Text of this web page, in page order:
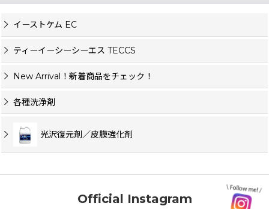
イーストケム EC
ティーイーシーシーエス TECCS
New Arrival！新着商品をチェック！
各種洗浄剤
光沢復元剤／皮膜強化剤
Official Instagram